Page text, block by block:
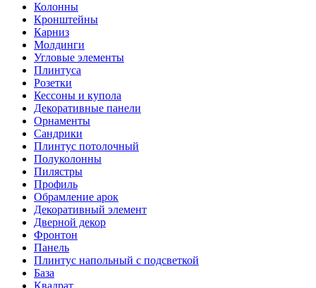
Колонны
Кронштейны
Карниз
Молдинги
Угловые элементы
Плинтуса
Розетки
Кессоны и купола
Декоративные панели
Орнаменты
Сандрики
Плинтус потолочный
Полуколонны
Пилястры
Профиль
Обрамление арок
Декоративный элемент
Дверной декор
Фронтон
Панель
Плинтус напольный с подсветкой
База
Квадрат